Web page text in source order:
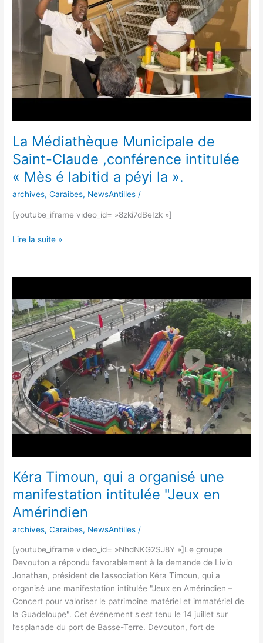
La Médiathèque Municipale de
Saint-Claude ,conférence intitulée
« Mès é labitid a péyi la ».
archives,Caraibes, NewsAntilles /
[youtube_iframe video_id= »8zki7dBeIzk »]
Claude
,conférence
«
é
labitid
Lire la suite »
Kéra Timoun, qui a organisé une
manifestation intitulée "Jeux en
Amérindien
archives,Caraibes, NewsAntilles /
[youtube_iframe video_id= »NhdNKG2SJ8Y »]Le groupe
Devouton a répondu favorablement à la demande de Livio
Jonathan, président de l’association Kéra Timoun, qui a
organisé une manifestation intitulée "Jeux en Amérindien –
Concert pour valoriser le patrimoine matériel et immatériel de
la Guadeloupe". Cet événement s'est tenu le 14 juillet sur
l’esplanade du port de Basse-Terre. Devouton, fort de
qui
a
organisé
une
manifestation
intitulée
"Jeux
en
Amérindien